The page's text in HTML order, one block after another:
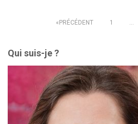
Pagination
des
publications
PRÉCÉDENT 1
Qui suis-je ?